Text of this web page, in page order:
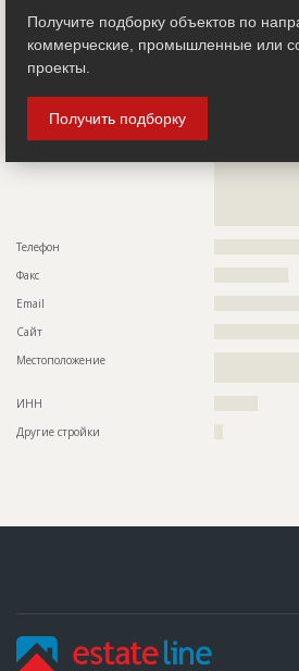
??????????????
Предполагаемые потребности
Телефон
Факс
Email
Сайт
Местоположение
ИНН
Другие стройки
Получите подборку объектов по
коммерческие, промышленные или
проекты.
Получить подборку